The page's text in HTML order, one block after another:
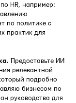
HR, например:
по политике с
практик для
Предоставьте ИИ
релевантной
подробно
бизнесом по
руководства для